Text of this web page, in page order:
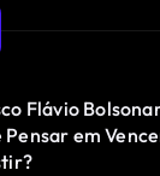
Flávio
Pensar em